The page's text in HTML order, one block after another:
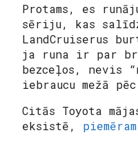
Protams, es
sēriju, kas
LandCruiserus
ja runa ir par
bezceļos, nevis
iebraucu mežā pēc
Citās Toyota
eksistē,